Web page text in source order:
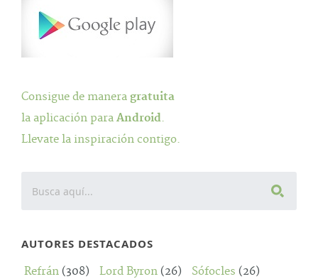
Consigue de manera gratuita
la aplicación para Android.
Llevate la inspiración contigo.
AUTORES DESTACADOS
Refrán (308) Lord Byron (26) Sófocles (26)